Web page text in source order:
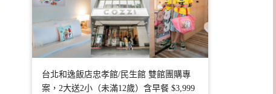
台北和逸飯店忠孝館/民生館 雙館團購專
案，2大送2小（未滿12歲）含早餐 $3,999